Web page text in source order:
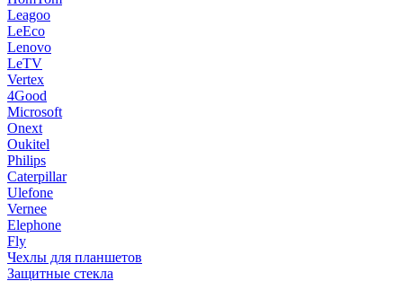
Leagoo
LeEco
Lenovo
LeTV
Vertex
4Good
Microsoft
Onext
Oukitel
Philips
Caterpillar
Ulefone
Vernee
Elephone
Fly
Чехлы для планшетов
Защитные стекла